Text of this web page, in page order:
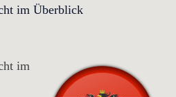
im Überblick
im